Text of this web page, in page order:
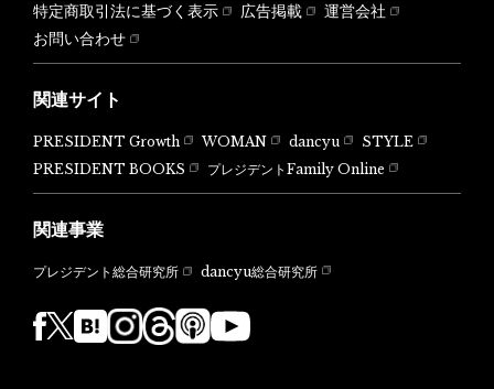
特定商取引法に基づく表示
広告掲載
運営会社
お問い合わせ
関連サイト
PRESIDENT Growth WOMAN dancyu
STYLE
PRESIDENT BOOKS
プレジデントFamily Online
関連事業
プレジデント総合研究所 dancyu総合研究所